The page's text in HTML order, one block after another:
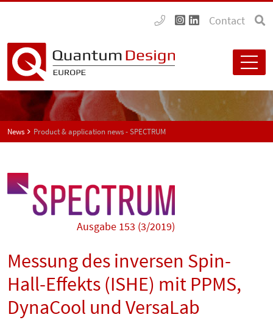
Contact
News Product & application news - SPECTRUM
Ausgabe 153 (3/2019)
Messung des inversen Spin-
Hall-Effekts (ISHE) mit PPMS,
DynaCool und VersaLab